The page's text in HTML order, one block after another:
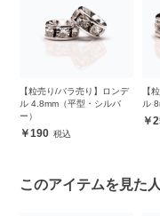
【粒売り/バラ売り】ロンデ
ル 4.8mm（平型・シルバ
ー）
190
【
ル
このアイテムを見た